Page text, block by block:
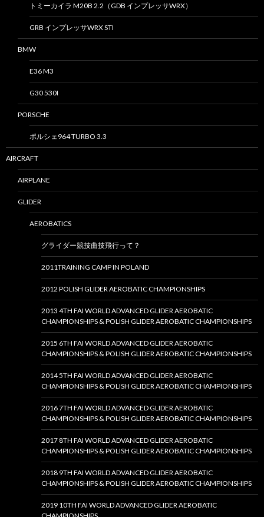
トミーカイラ M20B 2.2（GDB インプレッサWRX）
GRB インプレッサWRX STI
BMW
E36 M3
G30 530I
PORSCHE
ポルシェ964 TURBO 3.3
AIRCRAFT
AIRPLANE
GLIDER
AEROBATICS
グライダー競技曲技飛行って？
2011TRAINING CAMP IN POLAND
2012 POLISH GLIDER AEROBATIC CHAMPIONSHIPS
2013 4TH FAI WORLD ADVANCED GLIDER AEROBATIC
CHAMPIONSHIPS & POLISH GLIDER AEROBATIC CHAMPIONSHIPS
2015 6TH FAI WORLD ADVANCED GLIDER AEROBATIC
CHAMPIONSHIPS & POLISH GLIDER AEROBATIC CHAMPIONSHIPS
2014 5TH FAI WORLD ADVANCED GLIDER AEROBATIC
CHAMPIONSHIPS & POLISH GLIDER AEROBATIC CHAMPIONSHIPS
2016 7TH FAI WORLD ADVANCED GLIDER AEROBATIC
CHAMPIONSHIPS & POLISH GLIDER AEROBATIC CHAMPIONSHIPS
2017 8TH FAI WORLD ADVANCED GLIDER AEROBATIC
CHAMPIONSHIPS & POLISH GLIDER AEROBATIC CHAMPIONSHIPS
2018 9TH FAI WORLD ADVANCED GLIDER AEROBATIC
CHAMPIONSHIPS & POLISH GLIDER AEROBATIC CHAMPIONSHIPS
2019 10TH FAI WORLD ADVANCED GLIDER AEROBATIC